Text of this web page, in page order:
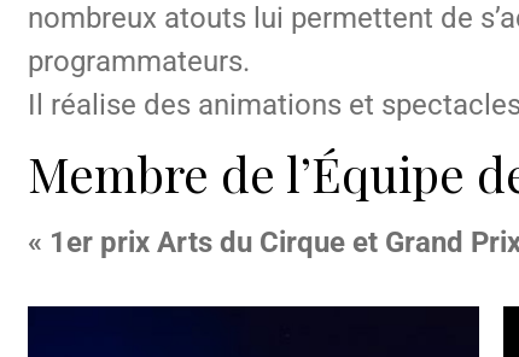
nombreux atouts lui permettent de
programmateurs.
Il réalise des animations et
Membre de l’Équipe
« 1er prix Arts du Cirque et Grand